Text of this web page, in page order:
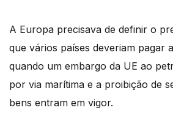
A Europa precisava de definir o
que vários países deveriam pagar
quando um embargo da UE ao
por via marítima e a proibição de
bens entram em vigor.